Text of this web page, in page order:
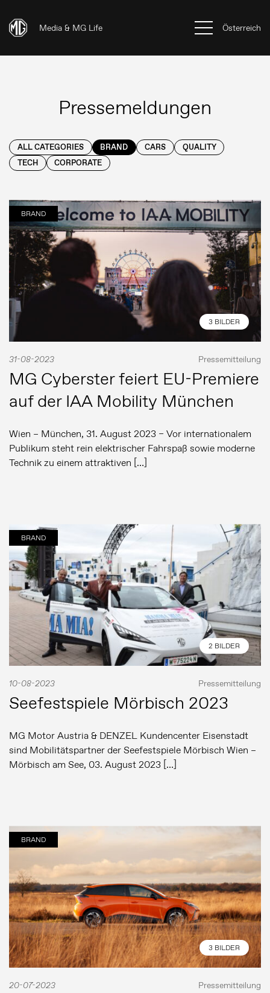
Media & MG Life Österreich
Pressemeldungen
ALL CATEGORIES BRAND CARS
QUALITY
TECH
CORPORATE
BRAND
3 BILDER
31-08-2023 Pressemitteilung
MG Cyberster feiert EU-Premiere
auf der IAA Mobility München
Wien – München, 31. August 2023 – Vor internationalem
Publikum steht rein elektrischer Fahrspaß sowie moderne
Technik zu einem attraktiven […]
BRAND
2 BILDER
10-08-2023 Pressemitteilung
Seefestspiele Mörbisch 2023
MG Motor Austria & DENZEL Kundencenter Eisenstadt
sind Mobilitätspartner der Seefestspiele Mörbisch Wien –
Mörbisch am See, 03. August 2023 […]
BRAND
3 BILDER
20-07-2023 Pressemitteilung